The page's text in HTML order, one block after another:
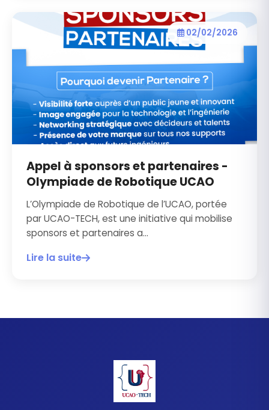
02/02/2026
Appel à sponsors et partenaires -
Olympiade de Robotique UCAO
L’Olympiade de Robotique de l’UCAO, portée
par UCAO-TECH, est une initiative qui mobilise
sponsors et partenaires a...
Lire la suite